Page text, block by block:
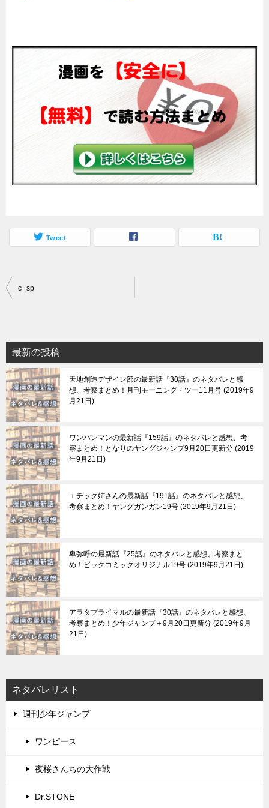
Tweet
投
ビ
ゲ
ー
シ
ョ
ン
c_sp
最新の投稿
天地創造デザイン部の最新話『30話』のネタバレと感
想、考察まとめ！月刊モーニング・ツー11月号 2019年9
月21日
ワンパンマンの最新話『159話』のネタバレと感想、考
察まとめ！となりのヤングジャンプ9月20日更新分 2019
年9月21日
＋チック姉さんの最新話『191話』のネタバレと感想、
考察まとめ！ヤングガンガン19号 2019年9月21日
卑弥呼の最新話『25話』のネタバレと感想、考察まと
め！ビッグコミックオリジナル19号 2019年9月21日
アラタプライマルの最新話『30話』のネタバレと感想、
考察まとめ！少年ジャンプ＋9月20日更新分 2019年9月
21日
ネタバレリスト
週刊少年ジャンプ
ワンピース
夜桜さんちの大作戦
Dr.STONE